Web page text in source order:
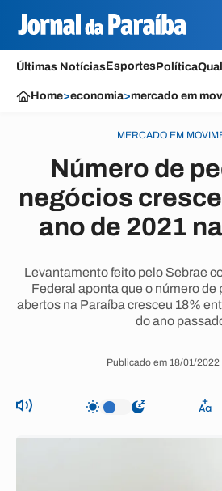
Últimas NotíciasEsportesPolítica
Home>economia>mercado em
MERCADO EM
Número de
negócios
ano de 2021
Levantamento feito pelo Sebrae
Federal aponta que o número de
abertos na Paraíba cresceu 18%
do ano
Publicado em 18/01/